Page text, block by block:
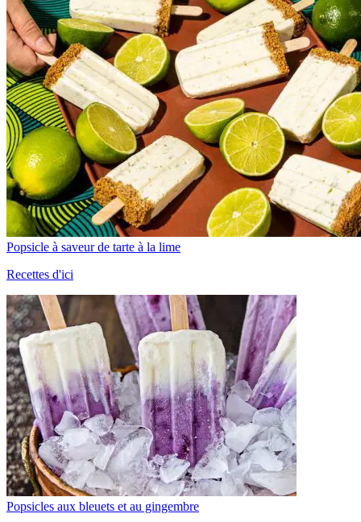
Popsicle à saveur de tarte à la lime
Recettes d'ici
Popsicles aux bleuets et au gingembre